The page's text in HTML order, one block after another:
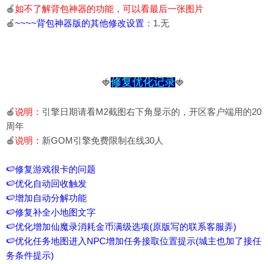
🍎如不了解背包神器的功能，可以看最后一张图片
🍎~~~~背包神器版的其他修改设置 ： 1.无
🍓修复优化记录🍓
🍎说明： 引擎日期请看M2截图右下角显示的，开区客户端用的20
周年
🍎说明： 新GOM引擎免费限制在线30人
🍉修复游戏很卡的问题
🍉优化自动回收触发
🍉增加自动分解功能
🍉修复补全小地图文字
🍉优化增加仙魔录消耗金币满级选项(原版写的联系客服弄)
🍉优化任务地图进入NPC增加任务接取位置提示(城主也加了接任
务条件提示)